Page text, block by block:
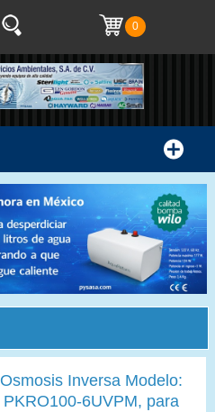
0
Osmosis Inversa Modelo:
PKRO100-6UVPM, para